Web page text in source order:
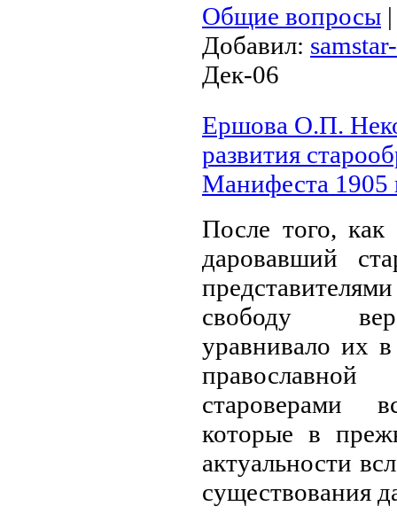
Общие вопросы
Добавил:
Дек-06
Ершова О.П.
развития
Манифеста 1905
После того,
даровавший
свободу
уравнивало их
староверами
которые в
актуальности
существования